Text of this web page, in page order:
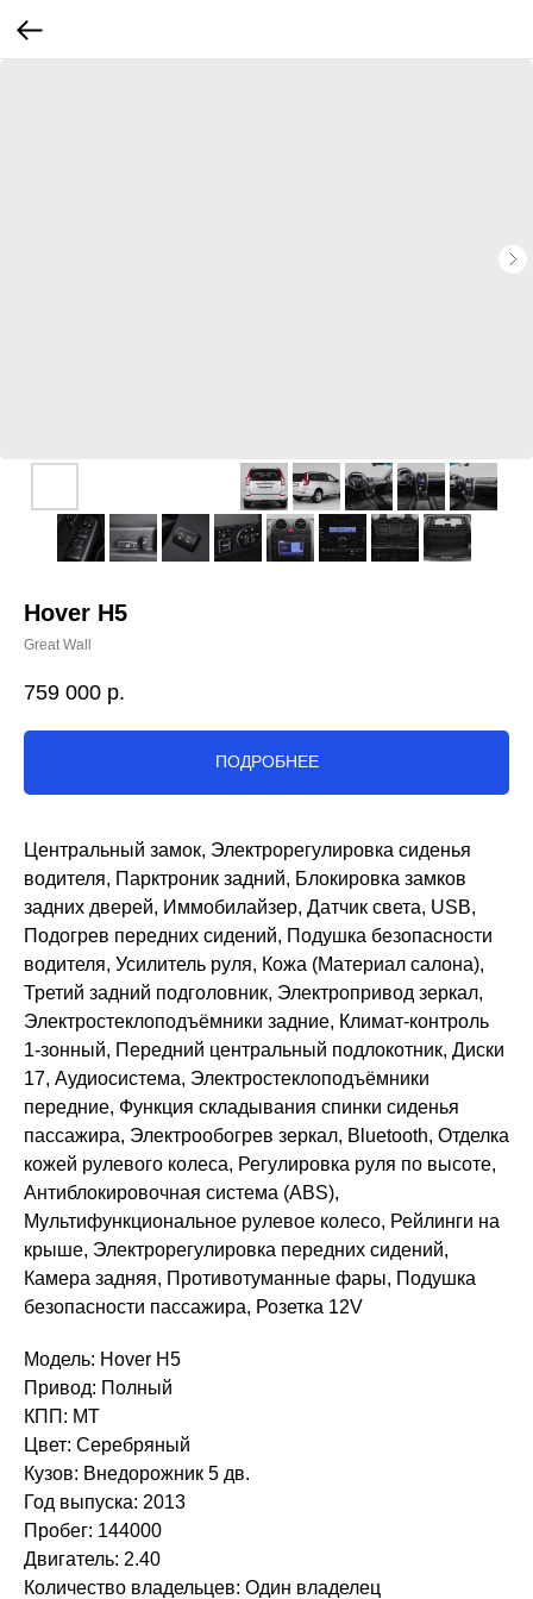
Hover H5
Great Wall
759 000 р.
ПОДРОБНЕЕ
Центральный замок, Электрорегулировка сиденья
водителя, Парктроник задний, Блокировка замков
задних дверей, Иммобилайзер, Датчик света, USB,
Подогрев передних сидений, Подушка безопасности
водителя, Усилитель руля, Кожа (Материал салона),
Третий задний подголовник, Электропривод зеркал,
Электростеклоподъёмники задние, Климат-контроль
1-зонный, Передний центральный подлокотник, Диски
17, Аудиосистема, Электростеклоподъёмники
передние, Функция складывания спинки сиденья
пассажира, Электрообогрев зеркал, Bluetooth, Отделка
кожей рулевого колеса, Регулировка руля по высоте,
Антиблокировочная система (ABS),
Мультифункциональное рулевое колесо, Рейлинги на
крыше, Электрорегулировка передних сидений,
Камера задняя, Противотуманные фары, Подушка
безопасности пассажира, Розетка 12V
Модель: Hover H5
Привод: Полный
КПП: MT
Цвет: Серебряный
Кузов: Внедорожник 5 дв.
Год выпуска: 2013
Пробег: 144000
Двигатель: 2.40
Количество владельцев: Один владелец